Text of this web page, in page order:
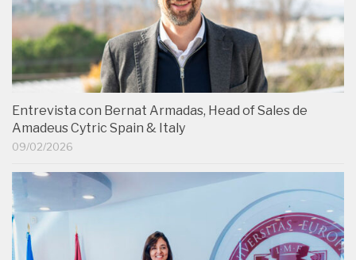
Entrevista con Bernat Armadas, Head of Sales de
Amadeus Cytric Spain & Italy
09/02/2026